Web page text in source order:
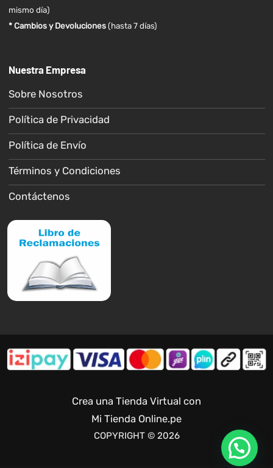
mismo día)
* Cambios y Devoluciones (hasta 7 días)
Nuestra Empresa
Sobre Nosotros
Política de Privacidad
Política de Envío
Términos y Condiciones
Contáctenos
Crea una Tienda Virtual con
Mi Tienda Online.pe
COPYRIGHT © 2026